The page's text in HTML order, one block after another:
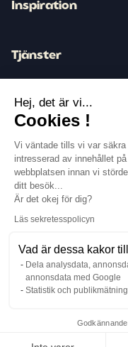
Följ oss
Inspiration
Tjänster
Juridisk information
Språk SV ↓
Hej, det är vi...
Cookies !
Vi väntade tills vi var
intresserad av innehållet
webbplatsen innan vi
ditt besök...
Är det okej för dig?
Läs sekretesspolicyn
Vad är dessa kakor
Dela analysdata,
annonsdata med Google
Statistik och publikmätning